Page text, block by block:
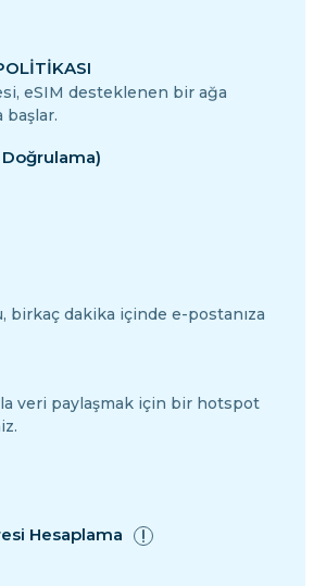
eSIM desteklenen bir ağa
başlar.
birkaç dakika içinde e-postanıza
veri paylaşmak için bir hotspot
Hesaplama